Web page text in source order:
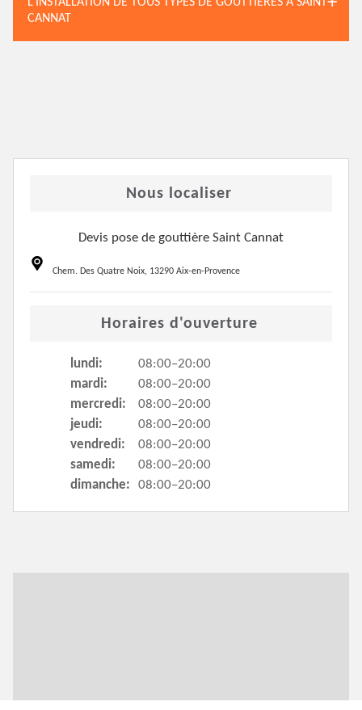
CANNAT
Nous localiser
Devis pose de gouttière Saint Cannat
Chem. Des Quatre Noix, 13290 Aix-en-Provence
Horaires d'ouverture
lundi:
08:00–20:00
mardi:
08:00–20:00
mercredi:
08:00–20:00
jeudi:
08:00–20:00
vendredi:
08:00–20:00
samedi:
08:00–20:00
dimanche:
08:00–20:00